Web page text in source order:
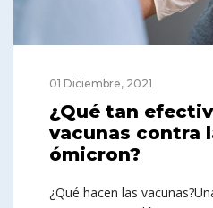
01 Diciembre, 2021
¿Qué tan
vacunas contra
ómicron?
¿Qué hacen las